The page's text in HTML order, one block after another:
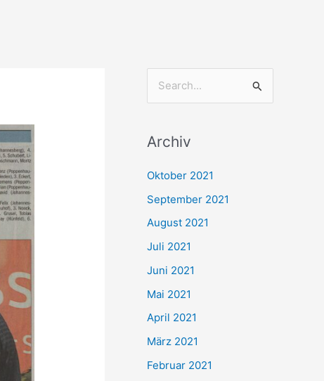
h
e
n
h
:
Archiv
Oktober 2021
September 2021
August 2021
Juli 2021
Juni 2021
Mai 2021
April 2021
März 2021
Februar 2021